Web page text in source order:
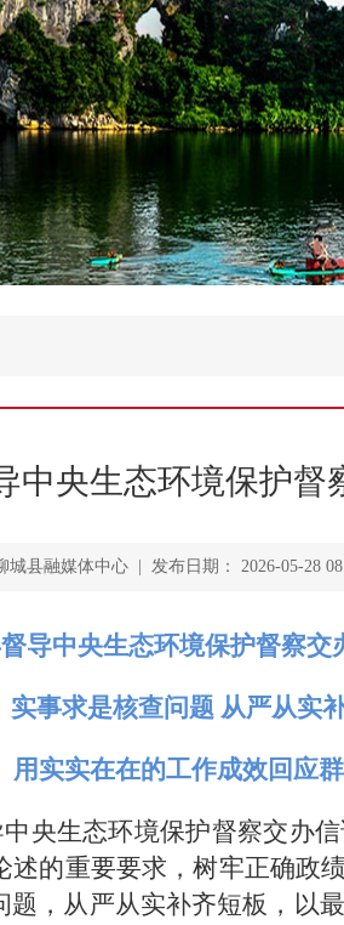
中央生态环境保护督
城县融媒体中心 | 发布日期： 2026-05-28
导中央生态环境保护督察交
实事求是核查问题 从严从实
用实实在在的工作成效回应
央生态环境保护督察交办
的重要要求，树牢正确政
，从严从实补齐短板，以